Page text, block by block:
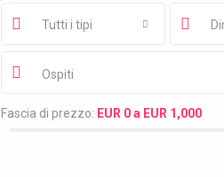
Tutti i tipi
Ospiti
Fascia di prezzo: EUR 0 a EUR 1,000